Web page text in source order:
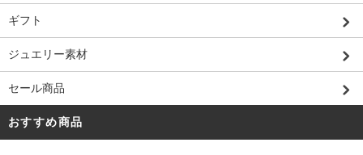
ギフト
ジュエリー素材
セール商品
おすすめ商品